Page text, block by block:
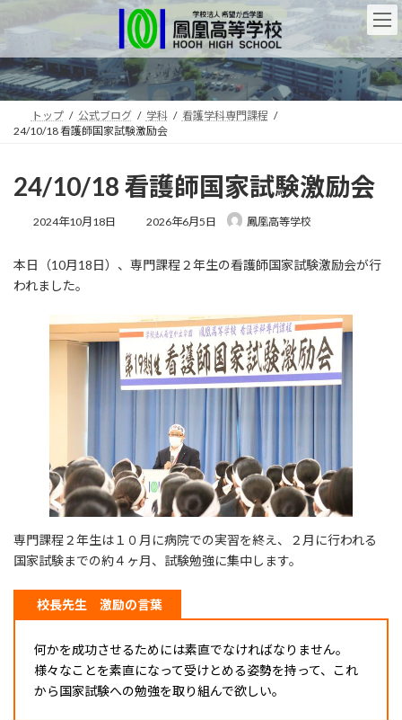
ン
ン
ツ
へ
ビ
ー
シ
ョ
トップ 公式ブログ 学科
看護学科専門課程
24/10/18 看護師国家試験激励会
24/10/18 看護師国家試験激励会
2024年10月18日
最
新
:
2026年6月5日 鳳凰高等学校
本日（10月18日）、専門課程２年生の看護師国家試験激励会が行
われました。
専門課程２年生は１０月に病院での実習を終え、２月に行われる
国家試験までの約４ヶ月、試験勉強に集中します。
校長先生 激励の言葉
何かを成功させるためには素直でなければなりません。
様々なことを素直になって受けとめる姿勢を持って、これ
から国家試験への勉強を取り組んで欲しい。